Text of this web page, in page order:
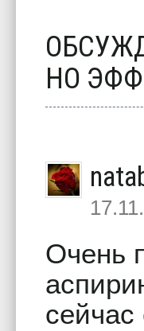
НО
Очень
сейчас